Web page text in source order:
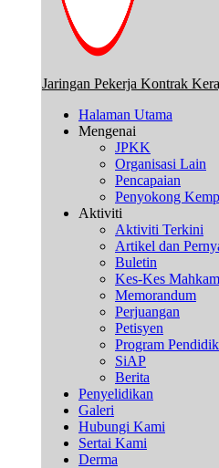
Jaringan Pekerja Kontrak
Halaman Utama
Mengenai
JPKK
Organisasi Lain
Pencapaian
Penyokong
Aktiviti
Aktiviti Terkini
Artikel dan
Buletin
Kes-Kes
Memorandum
Perjuangan
Petisyen
Program
SiAP
Berita
Penyelidikan
Galeri
Hubungi Kami
Sertai Kami
Derma